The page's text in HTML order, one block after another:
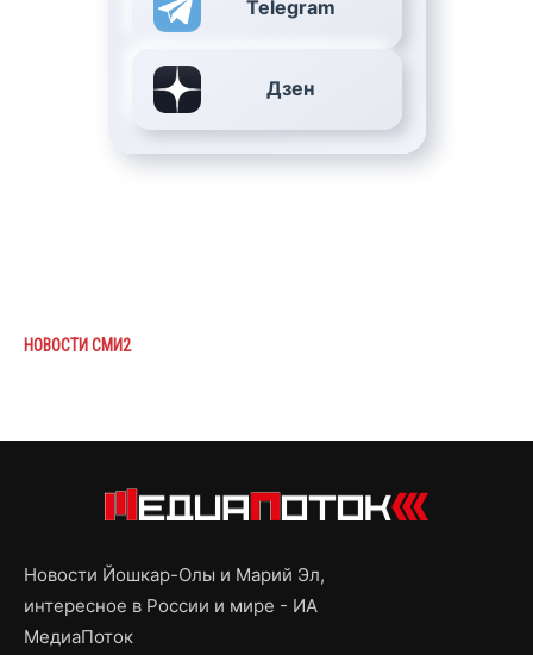
Telegram
Дзен
НОВОСТИ СМИ2
Новости Йошкар-Олы и Марий Эл,
интересное в России и мире - ИА
МедиаПоток